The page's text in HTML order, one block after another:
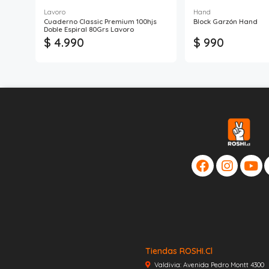
Lavoro
Cuaderno Classic Premium 100hjs
Doble Espiral 80Grs Lavoro
$ 4.990
Hand
Block Garzón Hand
$ 990
Tiendas ROSHI.cl
Valdivia: Avenida Pedro Montt 4300